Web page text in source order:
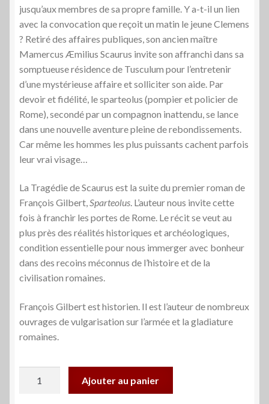
jusqu’aux membres de sa propre famille. Y a-t-il un lien
avec la convocation que reçoit un matin le jeune Clemens
? Retiré des affaires publiques, son ancien maître
Mamercus Æmilius Scaurus invite son affranchi dans sa
somptueuse résidence de Tusculum pour l’entretenir
d’une mystérieuse affaire et solliciter son aide. Par
devoir et fidélité, le sparteolus (pompier et policier de
Rome), secondé par un compagnon inattendu, se lance
dans une nouvelle aventure pleine de rebondissements.
Car même les hommes les plus puissants cachent parfois
leur vrai visage…
La Tragédie de Scaurus est la suite du premier roman de
François Gilbert,Sparteolus. L’auteur nous invite cette
fois à franchir les portes de Rome. Le récit se veut au
plus près des réalités historiques et archéologiques,
condition essentielle pour nous immerger avec bonheur
dans des recoins méconnus de l’histoire et de la
civilisation romaines.
François Gilbert est historien. Il est l’auteur de nombreux
ouvrages de vulgarisation sur l’armée et la gladiature
romaines.
Ajouter au panier